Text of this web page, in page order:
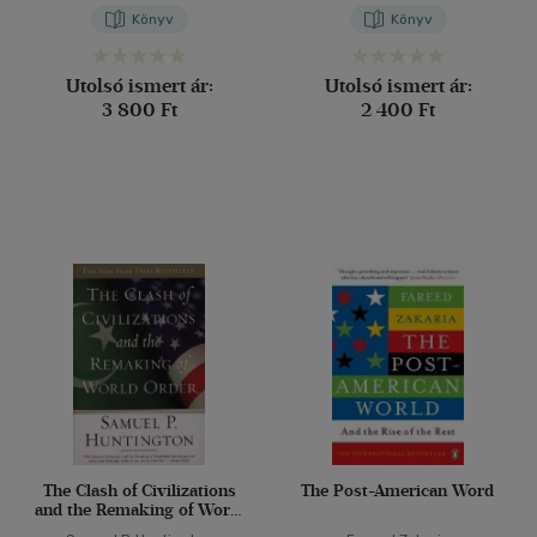
Könyv
Utolsó ismert ár:
3 800 Ft
Könyv
Utolsó ismert ár:
2 400 Ft
The Clash of Civilizations
and the Remaking of World
The Post-American Word